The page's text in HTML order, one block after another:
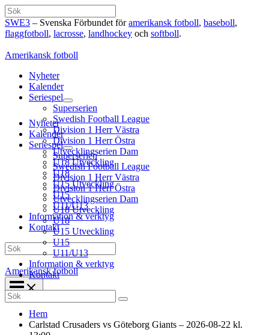
Hoppa
till
innehåll
Sök
SWE3 – Svenska Förbundet föramerikansk fotboll, baseboll,
flaggfotboll, lacrosse, landhockey och softboll.
Amerikansk fotboll
Nyheter
Kalender
Seriespel
Superserien
Swedish Football League
Division 1 Herr Västra
Division 1 Herr Östra
Utvecklingserien Dam
U18 Utveckling
U18
U15 Utveckling
U15
U11/U13
Information & verktyg
Kontakt
Sök
Amerikansk fotboll
Nyheter
Kalender
Seriespel
Superserien
Swedish Football League
Division 1 Herr Västra
Division 1 Herr Östra
Utvecklingserien Dam
U18 Utveckling
U18
U15 Utveckling
U15
U11/U13
Information & verktyg
Kontakt
Search
for:
Hem
Carlstad Crusaders vs Göteborg Giants – 2026-08-22 kl.